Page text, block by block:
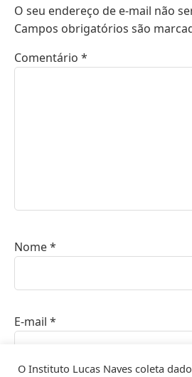
O seu endereço de e-mail não
Campos obrigatórios são
Comentário *
Nome*
E-mail *
O Instituto Lucas Naves coleta